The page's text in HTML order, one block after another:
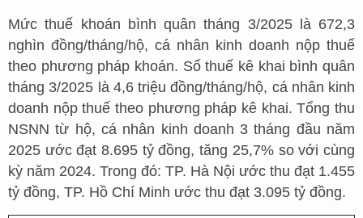
Mức thuế khoán bình quân tháng 3/2025 là 672,3
nghìn đồng/tháng/hộ, cá nhân kinh doanh nộp thuế
theo phương pháp khoán. Số thuế kê khai bình quân
tháng 3/2025 là 4,6 triệu đồng/tháng/hộ, cá nhân kinh
doanh nộp thuế theo phương pháp kê khai. Tổng thu
NSNN từ hộ, cá nhân kinh doanh 3 tháng đầu năm
2025 ước đạt 8.695 tỷ đồng, tăng 25,7% so với cùng
kỳ năm 2024. Trong đó: TP. Hà Nội ước thu đạt 1.455
tỷ đồng, TP. Hồ Chí Minh ước thu đạt 3.095 tỷ đồng.